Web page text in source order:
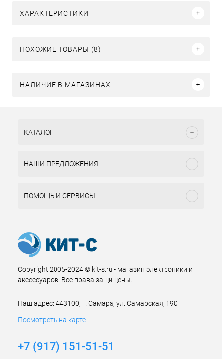
ХАРАКТЕРИСТИКИ
ПОХОЖИЕ ТОВАРЫ (8)
НАЛИЧИЕ В МАГАЗИНАХ
КАТАЛОГ
НАШИ ПРЕДЛОЖЕНИЯ
ПОМОЩЬ И СЕРВИСЫ
Copyright 2005-2024 © kit-s.ru - магазин электроники и
аксессуаров. Все права защищены.
Наш адрес: 443100, г. Самара, ул. Самарская, 190
Посмотреть на карте
+7 (917) 151-51-51